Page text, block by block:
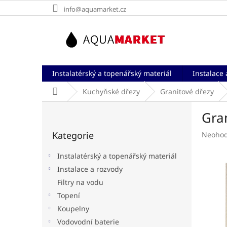
na
info@aquamarket.cz
Instalatérský a topenářský materiál Instalace
Domů Kuchyňské dřezy Granitové dřezy
kategorie
Kategorie
Instalatérský a topenářský materiál
Instalace a rozvody
Filtry na vodu
Topení
Koupelny
Vodovodní baterie